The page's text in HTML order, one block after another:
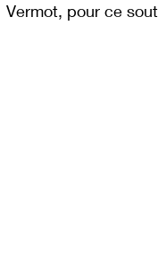
Vermot, pour ce